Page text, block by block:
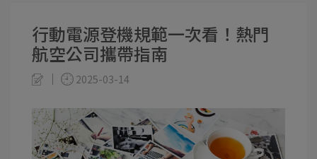
行動電源登機規範一次看！熱門
航空公司攜帶指南
2025-03-14